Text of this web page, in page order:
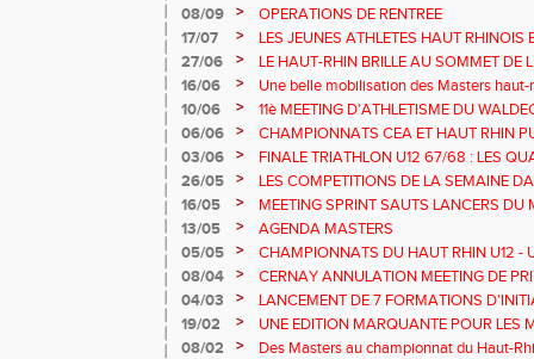
08/09
>
OPERATIONS DE RENTREE
17/07
>
LES JEUNES ATHLETES HAUT RHINOIS
CHAMPIONNATS DE FRANCE AVENIR
27/06 >
LE HAUT-RHIN BRILLE AU SOMMET DE
!
16/06 >
Une belle mobilisation des Masters haut-
Championnats Grand Est 2025
10/06 >
11è MEETING D'ATHLETISME DU
06/06
>
CHAMPIONNATS CEA ET HAUT RHIN
03/06
>
FINALE TRIATHLON U12 67/68 : LES
26/05
>
LES COMPETITIONS DE LA SEMAINE
16/05
>
MEETING SPRINT SAUTS LANCERS DU
13/05
>
AGENDA MASTERS
05/05
>
CHAMPIONNATS DU HAUT RHIN U12 -
08/04
>
CERNAY ANNULATION MEETING DE
04/03
>
LANCEMENT DE 7 FORMATIONS
19/02
>
UNE EDITION MARQUANTE POUR LES
08/02
>
Des Masters au championnat du Haut-